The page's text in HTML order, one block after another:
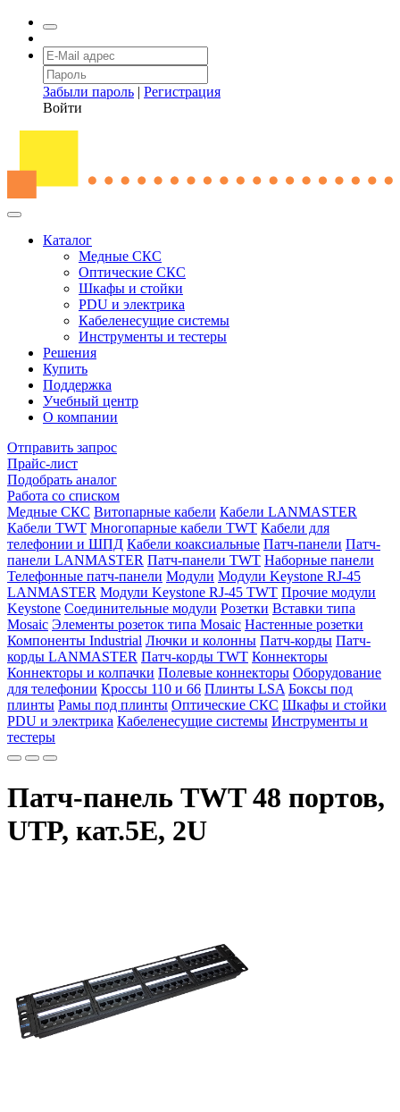
Забыли пароль | Регистрация
Войти
Каталог
Медные СКС
Оптические СКС
Шкафы и стойки
PDU и электрика
Кабеленесущие системы
Инструменты и тестеры
Решения
Купить
Поддержка
Учебный центр
О компании
Отправить запрос
Прайс-лист
Подобрать аналог
Работа со списком
Медные СКС Витопарные кабели Кабели LANMASTER
Кабели TWT Многопарные кабели TWT Кабели для
телефонии и ШПД Кабели коаксиальные Патч-панели Патч-
панели LANMASTER Патч-панели TWT Наборные панели
Телефонные патч-панели Модули Модули Keystone RJ-45
LANMASTER Модули Keystone RJ-45 TWT Прочие модули
Keystone Соединительные модули Розетки Вставки типа
Mosaic Элементы розеток типа Mosaic Настенные розетки
Компоненты Industrial Лючки и колонны Патч-корды Патч-
корды LANMASTER Патч-корды TWT Коннекторы
Коннекторы и колпачки Полевые коннекторы Оборудование
для телефонии Кроссы 110 и 66 Плинты LSA Боксы под
плинты Рамы под плинты Оптические СКС Шкафы и стойки
PDU и электрика Кабеленесущие системы Инструменты и
тестеры
Патч-панель TWT 48 портов,
UTP, кат.5E, 2U